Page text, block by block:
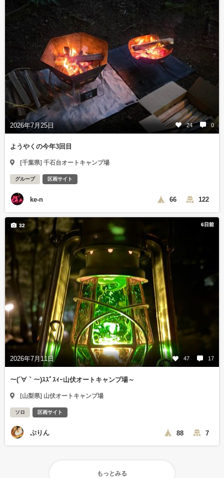
2026年7月25日 24 0
ようやくの今年3回目
[千葉県] 千石台オートキャンプ場
グループ 区画サイト
ke-n 66 122
6日前
2026年7月11日 47 17
32
～(´∀｀～)ｽｽﾞｽｨｰ山伏オートキャンプ場～
[山梨県] 山伏オートキャンプ場
ソロ 区画サイト
ぷりん 88 7
もっとみる